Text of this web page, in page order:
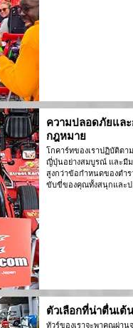
ความปลอดภัยแล
กฎหมาย
โกคาร์ทของเราปฏิบัติต
ญี่ปุ่นอย่างสมบูรณ์ และมี
สูงกว่าข้อกำหนดของตำร
ขับขี่ของคุณทั้งสนุกและ
ตัวเลือกที่น่าตื่นเต้
ทัวร์ของเราจะพาคุณผ่า